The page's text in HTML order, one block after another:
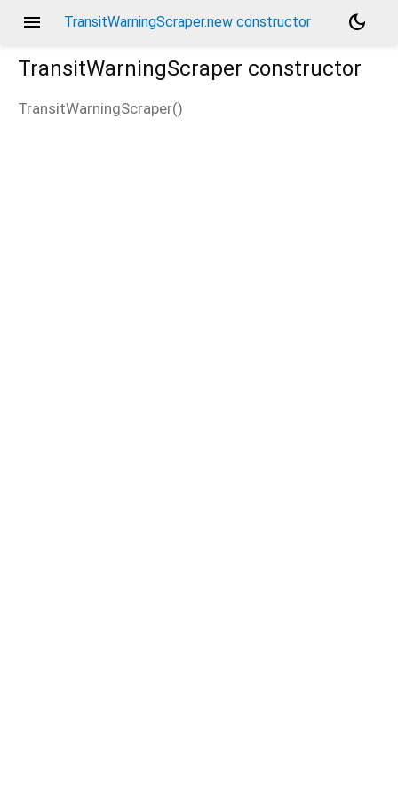
menu TransitWarningScraper.new constructor
dark_mode
TransitWarningScraper constructor
TransitWarningScraper()